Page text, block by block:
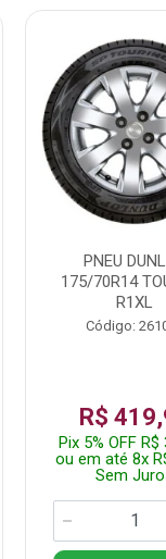
PNEU
175/70R14
R1XL
Código:
R$
Pix 5% OFF R$
ou em até 8x
Sem